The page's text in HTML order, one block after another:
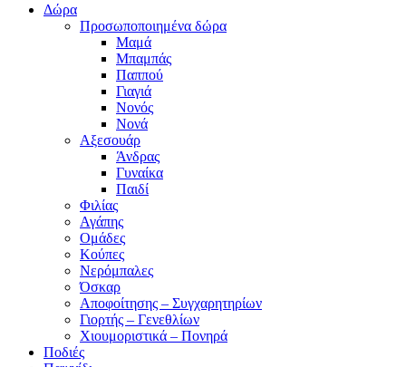
Δώρα
Προσωποποιημένα δώρα
Μαμά
Μπαμπάς
Παππού
Γιαγιά
Νονός
Νονά
Αξεσουάρ
Άνδρας
Γυναίκα
Παιδί
Φιλίας
Αγάπης
Ομάδες
Κούπες
Νερόμπαλες
Όσκαρ
Αποφοίτησης – Συγχαρητηρίων
Γιορτής – Γενεθλίων
Χιουμοριστικά – Πονηρά
Ποδιές